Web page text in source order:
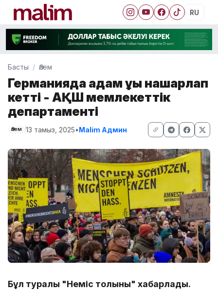
RU
Басты Әлем
Германияда адам құқы нашарлап
кетті - АҚШ мемлекеттік
департаменті
Әлем 13 тамыз, 2025•Malim Админ
Бұл туралы "Неміс толқыны" хабарлады.